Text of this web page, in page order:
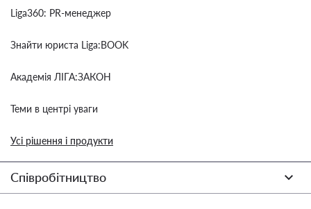
Liga360: PR-менеджер
Знайти юриста Liga:BOOK
Академія ЛІГА:ЗАКОН
Теми в центрі уваги
Усі рішення і продукти
Співробітництво